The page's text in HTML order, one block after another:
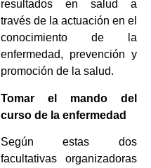
resultados en salud a
través de la actuación en el
conocimiento de la
enfermedad, prevención y
promoción de la salud.
Tomar el mando del
curso de la enfermedad
Según estas dos
facultativas organizadoras